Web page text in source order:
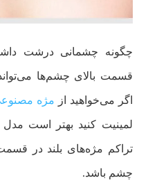
چگونه چشمانی درشت
قسمت بالای چشم‌ها
اگر می‌خواهید از مژه
لمینیت کنید بهتر است
تراکم مژه‌های بلند در
چشم باشد.